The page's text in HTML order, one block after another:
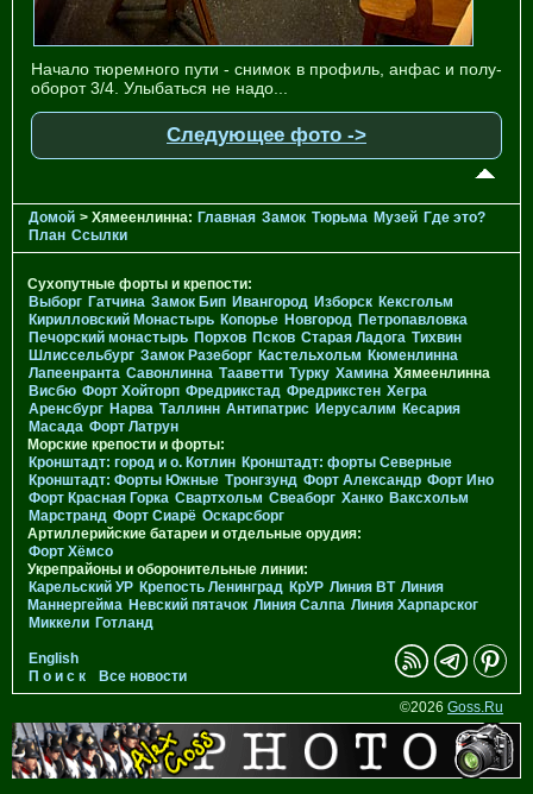
Начало тюремного пути - снимок в профиль, анфас и полу-
оборот 3/4. Улыбаться не надо...
Следующее фото ->
Домой > Хямеенлинна: Главная Замок Тюрьма Музей Где это?
План Ссылки
Сухопутные форты и крепости:
Выборг Гатчина Замок Бип Ивангород Изборск Кексгольм
Кирилловский Монастырь Копорье Новгород Петропавловка
Печорcкий монастырь Порхов Псков Старая Ладога Тихвин
Шлиссельбург Замок Разеборг Кастельхольм Кюменлинна
Лапеенранта Савонлинна Тааветти Турку Хамина Хямеенлинна
Висбю Форт Хойторп Фредрикстад Фредрикстен Хегра
Аренсбург Нарва Таллинн Антипатрис Иерусалим Кесария
Масада Форт Латрун
Морские крепости и форты:
Кронштадт: город и о. Котлин Кронштадт: форты Северные
Кронштадт: Форты Южные Тронгзунд Форт Александр Форт Ино
Форт Красная Горка Свартхольм Свеаборг Ханко Ваксхольм
Марстранд Форт Сиарё Оскарсборг
Артиллерийские батареи и отдельные орудия:
Форт Хёмсо
Укрепрайоны и оборонительные линии:
Карельский УР Крепость Ленинград КрУР Линия ВТ Линия
Маннергейма Невский пятачок Линия Салпа Линия Харпарског
Миккели Готланд
English
П о и с к
Все новости
©2026 Goss.Ru